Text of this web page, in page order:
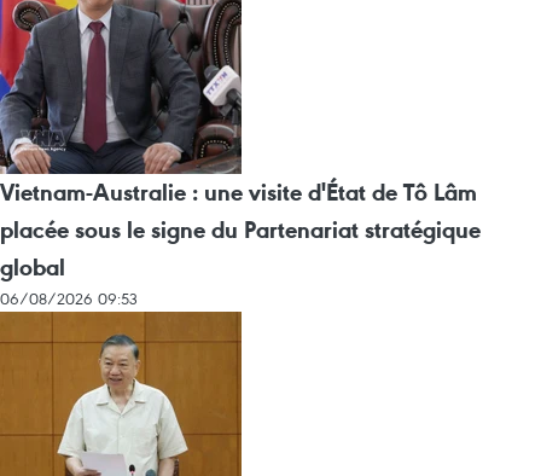
Vietnam-Australie : une visite d'État de Tô Lâm
placée sous le signe du Partenariat stratégique
global
06/08/2026 09:53